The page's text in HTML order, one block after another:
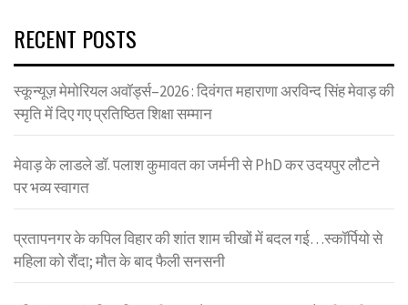
RECENT POSTS
स्कून्यूज़ मेमोरियल अवॉर्ड्स–2026 : दिवंगत महाराणा अरविन्द सिंह मेवाड़ की
स्मृति में दिए गए प्रतिष्ठित शिक्षा सम्मान
मेवाड़ के लाडले डॉ. पलाश कुमावत का जर्मनी से PhD कर उदयपुर लौटने
पर भव्य स्वागत
प्रतापनगर के कपिल विहार की शांत शाम चीखों में बदल गई…स्कॉर्पियो से
महिला को रौंदा; मौत के बाद फैली सनसनी